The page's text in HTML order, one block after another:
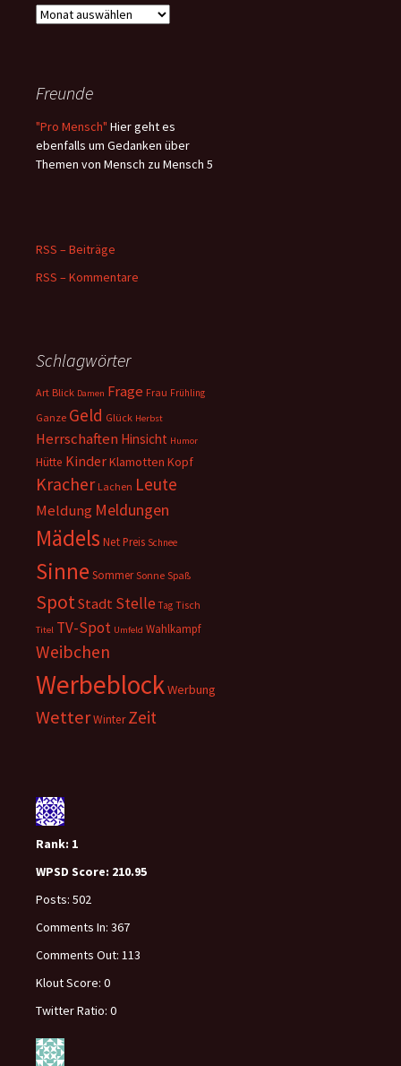
Archiv
Freunde
"Pro Mensch" Hier geht es
ebenfalls um Gedanken über
Themen von Mensch zu Mensch 5
RSS – Beiträge
RSS – Kommentare
Schlagwörter
Art Blick Damen Frage Frau Frühling
Ganze Geld Glück Herbst
Herrschaften Hinsicht Humor
Hütte KinderKlamotten Kopf
Kracher Lachen Leute
Meldung Meldungen
Mädels NetPreis Schnee
Sinne Sommer Sonne Spaß
SpotStadt Stelle Tag Tisch
Titel TV-Spot Umfeld Wahlkampf
Weibchen
WerbeblockWerbung
WetterWinter Zeit
Rank: 1
WPSD Score: 210.95
Posts: 502
Comments In: 367
Comments Out: 113
Klout Score: 0
Twitter Ratio: 0